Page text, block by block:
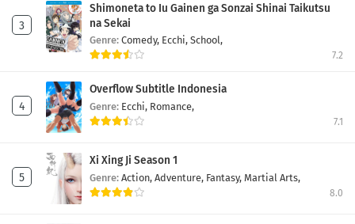
Shimoneta to Iu Gainen ga Sonzai Shinai Taikutsu
na Sekai
Genre: Comedy, Ecchi, School,
7.2
Overflow Subtitle Indonesia
Genre: Ecchi, Romance,
7.1
Xi Xing Ji Season 1
Genre: Action, Adventure, Fantasy, Martial Arts,
8.0